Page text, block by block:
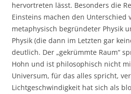
hervortreten lässt. Besonders die
Einsteins machen den Unterschied
metaphysisch begründeter Physik
Physik (die dann im Letzten gar
deutlich. Der „gekrümmte Raum“
Hohn und ist philosophisch nicht
Universum, für das alles spricht,
Lichtgeschwindigkeit hat sich als